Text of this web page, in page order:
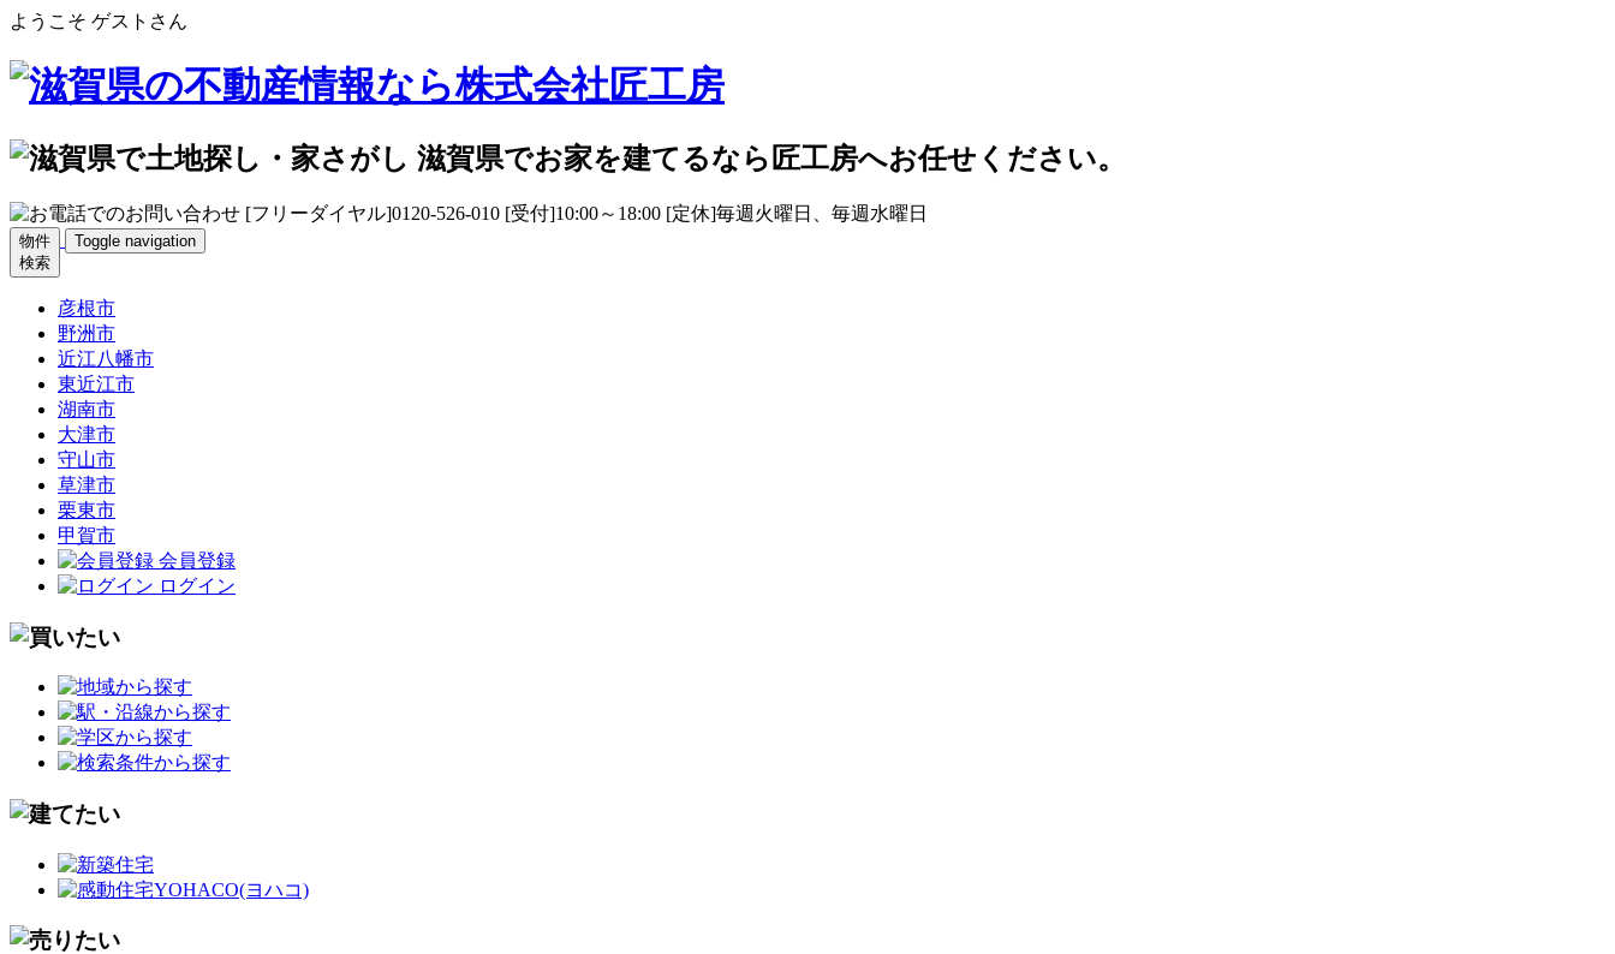
ようこそ ゲストさん
物件
検索
Toggle navigation
彦根市
野洲市
近江八幡市
東近江市
湖南市
大津市
守山市
草津市
栗東市
甲賀市
会員登録
ログイン